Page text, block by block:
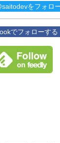
をフォロ
でフォローする